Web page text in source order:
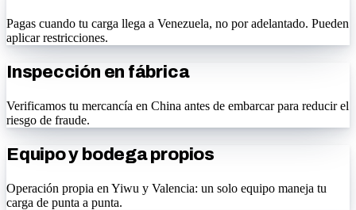
Pagas cuando tu carga llega a Venezuela, no por adelantado. Pueden
aplicar restricciones.
Inspección en fábrica
Verificamos tu mercancía en China antes de embarcar para reducir el
riesgo de fraude.
Equipo y bodega propios
Operación propia en Yiwu y Valencia: un solo equipo maneja tu
carga de punta a punta.